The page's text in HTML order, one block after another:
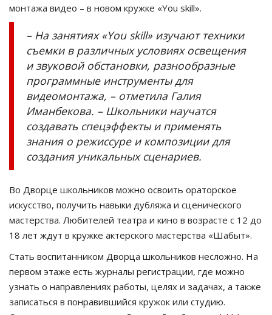
монтажа видео – в новом кружке «You skill».
– На занятиях «You skill» изучают техники
съемки в различных условиях освещения
и звуковой обстановки, разнообразные
программные инструменты для
видеомонтажа, – отметила Галия
Иманбекова. – Школьники научатся
создавать спецэффекты и применять
знания о режиссуре и композиции для
создания уникальных сценариев.
Во Дворце школьников можно освоить ораторское
искусство, получить навыки дубляжа и сценического
мастерства. Любителей театра и кино в возрасте с 12 до
18 лет ждут в кружке актерского мастерства «Шабыт».
Стать воспитанником Дворца школьников несложно. На
первом этаже есть журналы регистрации, где можно
узнать о направлениях работы, целях и задачах, а также
записаться в понравившийся кружок или студию.